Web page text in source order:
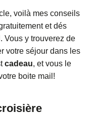
voilà mes conseils
et dés
Vous y trouverez de
votre séjour dans les
cadeau, et vous le
boite mail!